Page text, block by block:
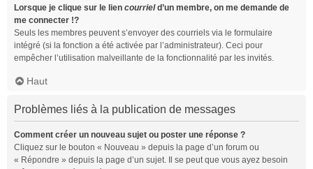
Lorsque je clique sur le lien courrield’un membre, on me demande de
me connecter !?
Seuls les membres peuvent s’envoyer des courriels via le formulaire
intégré (si la fonction a été activée par l’administrateur). Ceci pour
empêcher l’utilisation malveillante de la fonctionnalité par les invités.
Haut
Problèmes liés à la publication de messages
Comment créer un nouveau sujet ou poster une réponse ?
Cliquez sur le bouton « Nouveau » depuis la page d’un forum ou
« Répondre » depuis la page d’un sujet. Il se peut que vous ayez besoin